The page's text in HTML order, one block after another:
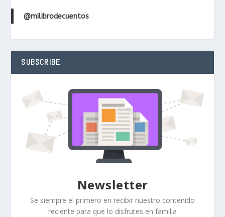
@milibrodecuentos
SUBSCRIBE
Newsletter
Se siempre el primero en recibir nuestro contenido
reciente para que lo disfrutes en familia